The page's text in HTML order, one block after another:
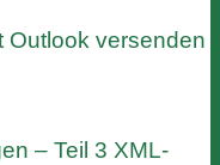
Outlook versenden
– Teil 3 XML-